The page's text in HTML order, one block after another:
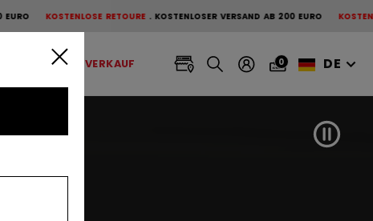
RETOURE KOSTENLOSER VERSAND AB 200 EUROKOSTENLOSE RETOURE
BANDY AUSVERKAUF 0 DE
Video